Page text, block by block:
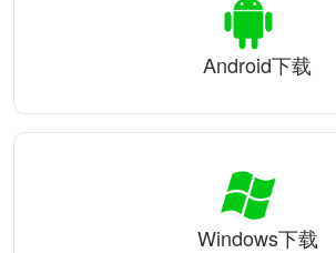
Android下载
Windows下载